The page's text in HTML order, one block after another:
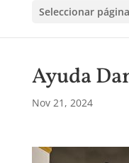
Seleccionar página
Ayuda
Nov 21, 2024